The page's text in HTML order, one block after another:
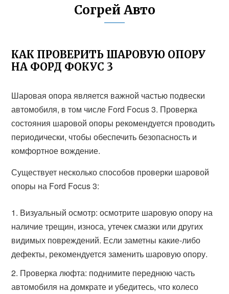
Согрей Авто
КАК ПРОВЕРИТЬ ШАРОВУЮ ОПОРУ
НА ФОРД ФОКУС 3
Шаровая опора является важной частью подвески
автомобиля, в том числе Ford Focus 3. Проверка
состояния шаровой опоры рекомендуется проводить
периодически, чтобы обеспечить безопасность и
комфортное вождение.
Существует несколько способов проверки шаровой
опоры на Ford Focus 3:
Визуальный осмотр: осмотрите шаровую опору на
наличие трещин, износа, утечек смазки или других
видимых повреждений. Если заметны какие-либо
дефекты, рекомендуется заменить шаровую опору.
Проверка люфта: поднимите переднюю часть
автомобиля на домкрате и убедитесь, что колесо